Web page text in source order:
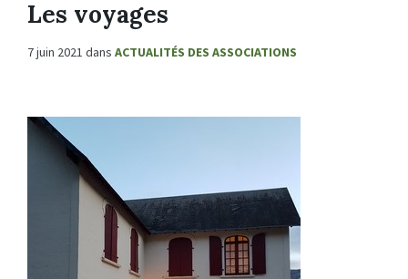
Les voyages
7 juin 2021 dans ACTUALITÉS DES ASSOCIATIONS